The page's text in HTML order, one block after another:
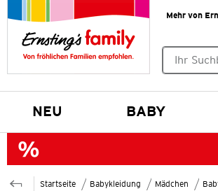
Mehr von
NEU BABY
Startseite Babykleidung Mädchen